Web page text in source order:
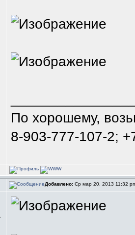
По хорошему,
8-903-777-107-2;
Добавлено: Ср мар 20, 2013 11:32